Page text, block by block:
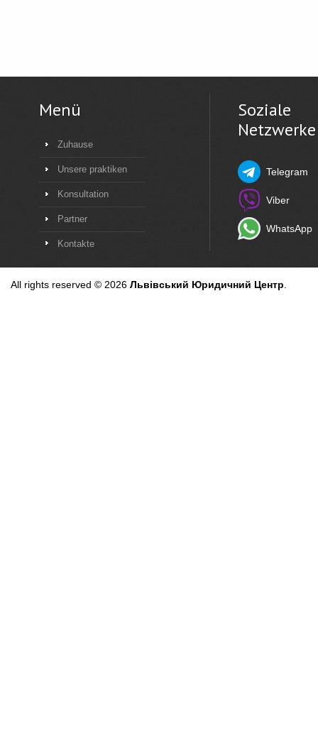
Menü
Zuhause
Unsere praktiken
Konsultation
Partner
Kontakte
Soziale
Netzwerke
Telegram
Viber
WhatsApp
All rights reserved © 2026 Львівський Юридичний Центр